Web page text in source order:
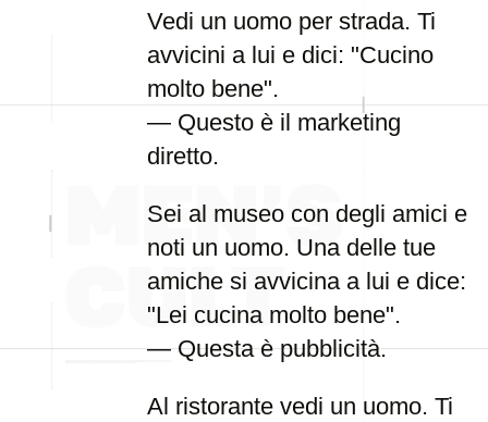
Vedi un uomo per strada. Ti
avvicini a lui e dici: "Cucino
molto bene".
— Questo è il marketing
diretto.
Sei al museo con degli amici e
noti un uomo. Una delle tue
amiche si avvicina a lui e dice:
"Lei cucina molto bene".
— Questa è pubblicità.
Al ristorante vedi un uomo. Ti